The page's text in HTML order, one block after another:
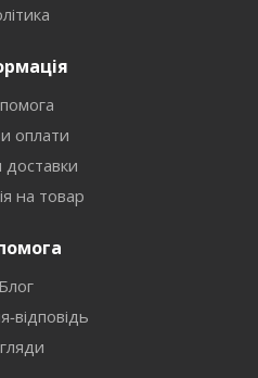
оплати
на товар
Блог
відповідь